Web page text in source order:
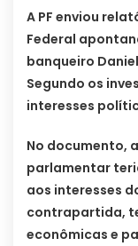
A PF enviou
Federal
banqueiro
Segundo os
interesses
No documento,
parlamentar
aos interesses
contrapartida,
econômicas e